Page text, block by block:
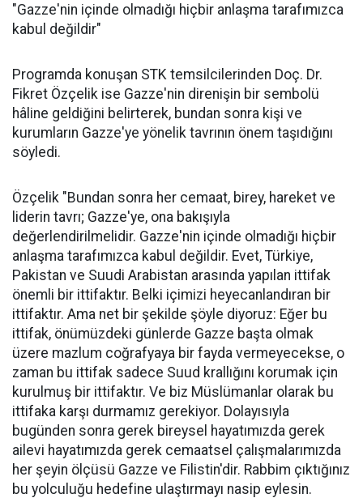
"Gazze'nin içinde olmadığı hiçbir anlaşma tarafımızca
kabul değildir"
Programda konuşan STK temsilcilerinden Doç. Dr.
Fikret Özçelik ise Gazze'nin direnişin bir sembolü
hâline geldiğini belirterek, bundan sonra kişi ve
kurumların Gazze'ye yönelik tavrının önem taşıdığını
söyledi.
Özçelik "Bundan sonra her cemaat, birey, hareket ve
liderin tavrı; Gazze'ye, ona bakışıyla
değerlendirilmelidir. Gazze'nin içinde olmadığı hiçbir
anlaşma tarafımızca kabul değildir. Evet, Türkiye,
Pakistan ve Suudi Arabistan arasında yapılan ittifak
önemli bir ittifaktır. Belki içimizi heyecanlandıran bir
ittifaktır. Ama net bir şekilde şöyle diyoruz: Eğer bu
ittifak, önümüzdeki günlerde Gazze başta olmak
üzere mazlum coğrafyaya bir fayda vermeyecekse, o
zaman bu ittifak sadece Suud krallığını korumak için
kurulmuş bir ittifaktır. Ve biz Müslümanlar olarak bu
ittifaka karşı durmamız gerekiyor. Dolayısıyla
bugünden sonra gerek bireysel hayatımızda gerek
ailevi hayatımızda gerek cemaatsel çalışmalarımızda
her şeyin ölçüsü Gazze ve Filistin'dir. Rabbim çıktığınız
bu yolculuğu hedefine ulaştırmayı nasip eylesin.